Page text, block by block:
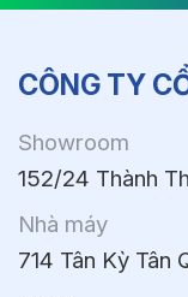
CÔNG TY
Showroom
152/24 Thành
Nhà máy
714 Tân Kỳ Tân